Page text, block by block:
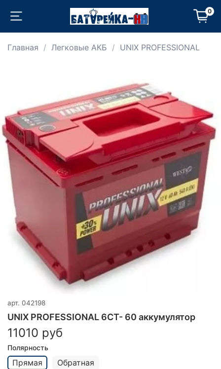
0
Главная Легковые АКБ UNIX PROFESSIONAL
арт. 042198
UNIX PROFESSIONAL 6СТ- 60 аккумулятор
11010 руб
Полярность
Прямая Обратная